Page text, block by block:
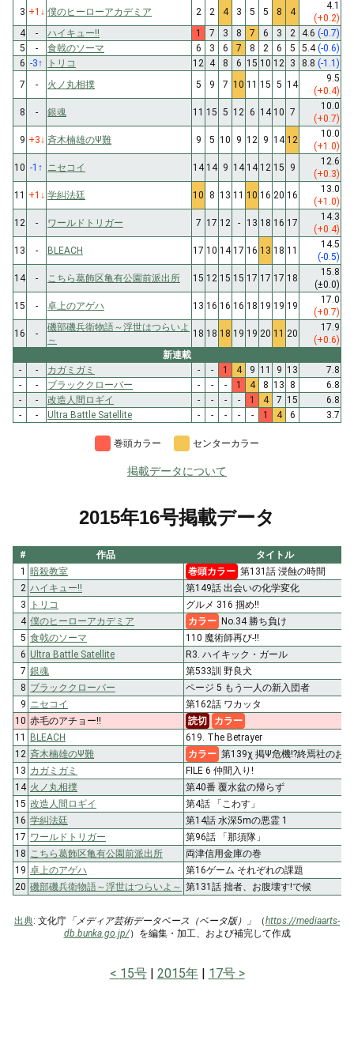
3 +1 ↓ 僕のヒーローアカデミア 2 2 4 3 5 5 8 4
4.1
(+0.2)
4
- ハイキュー!! 1 7 3 8 7 6 3 2 4.6 (-0.7)
5
- 食戟のソーマ 6 3 6 7 8 2 6 5 5.4(-0.6)
6 -3↑ トリコ 12 4 8 6 15 10 12 3 8.8 (-1.1)
7
- 火ノ丸相撲 5 9 7 10 11 15 5 14
9.5
(+0.4)
8
- 銀魂 11 15 5 12 6 14 10 7
10.0
(+0.7)
9 +3↓ 斉木楠雄のΨ難 9 5 10 9 12 9 14 12
10.0
(+1.0)
10 -1 ↑ ニセコイ 14 14 9 14 14 12 15 9
12.6
(+0.3)
11 +1 ↓ 学糾法廷 10 8 13 11 10 16 20 16
13.0
(+1.0)
12
- ワールドトリガー 7 17 12 - 13 18 16 17
14.3
(+0.4)
13
- BLEACH 17 10 14 17 16 13 18 11
14.5
(-0.5)
14
- こちら葛飾区亀有公園前派出所 15 12 15 15 17 17 17 18
15.8
(±0.0)
15
- 卓上のアゲハ 13 16 16 16 18 19 19 19
17.0
(+0.7)
16
-
磯部磯兵衛物語～浮世はつらいよ
～
18 18 18 19 19 20 11 20
17.9
(+0.6)
新連載
-
- カガミガミ - - 1 4 9 11 9 13
7.8
-
- ブラッククローバー - - - 1 4 8 13 8
6.8
-
- 改造人間ロギイ - - - - 1 4 7 15
6.8
-
- Ultra Battle Satellite - - - - - 1 4 6 3.7
巻頭カラー センターカラー
掲載データについて
2015年16号掲載データ
# 作品
タイトル
1 暗殺教室 巻頭カラー 第131話 浸蝕の時間
2 ハイキュー!!
第149話 出会いの化学変化
3
トリコ
グルメ 316 掴め!!
4 僕のヒーローアカデミア カラー No.34 勝ち負け
5 食戟のソーマ
110 魔術師再び-!!
6 Ultra Battle Satellite
R3. ハイキック・ガール
7 銀魂
第533訓 野良犬
8 ブラッククローバー
ページ 5 もう一人の新入団者
9 ニセコイ
第162話 ワカッタ
10 赤毛のアチョー!! 読切
カラー
11 BLEACH
619. The Betrayer
12 斉木楠雄のΨ難 カラー 第139χ 掲Ψ危機!?終焉社のお
13 カガミガミ
FILE 6 仲間入り!
14 火ノ丸相撲
第40番 覆水盆の帰らず
15 改造人間ロギイ
第4話 「こわす」
16 学糾法廷
第14話 水深5mの悪霊 1
17 ワールドトリガー
第96話 「那須隊」
18
こちら葛飾区亀有公園前派出所
両津信用金庫の巻
19 卓上のアゲハ
第16ゲーム それぞれの課題
20 磯部磯兵衛物語～浮世はつらいよ～ 第131話 拙者、お腹壊す!で候
出典: 文化庁 「メディア芸術データベース（ベータ版）」 （https://mediaarts-
db.bunka.go.jp/）を編集・加工、および補完して作成
15号 2015年 17号